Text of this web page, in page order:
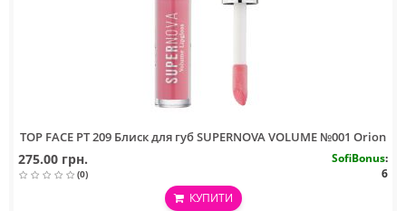
TOP FACE PT 209 Блиск для губ SUPERNOVA VOLUME №001 Orion
275.00 грн.
(0)
SofiBonus:
6
КУПИТИ